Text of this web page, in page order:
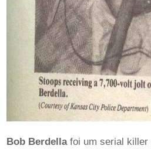
Bob Berdellafoi um serial killer